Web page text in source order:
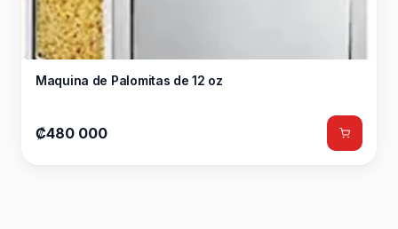
Maquina de Palomitas de 12 oz
₡480 000